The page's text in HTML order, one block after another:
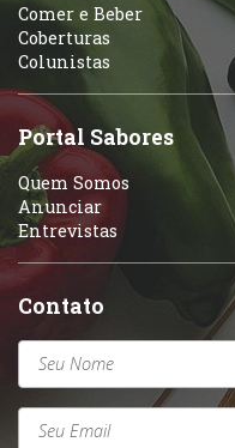
Comer e Beber
Coberturas
Colunistas
Portal Sabores
Quem Somos
Anunciar
Entrevistas
Contato